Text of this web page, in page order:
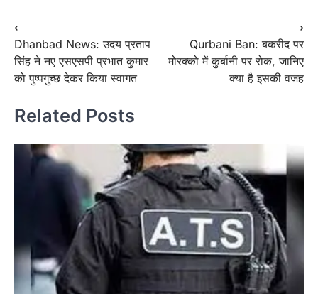
Post
navigation
⟵
Dhanbad News: उदय प्रताप
सिंह ने नए एसएसपी प्रभात कुमार
को पुष्पगुच्छ देकर किया स्वागत
Qurbani Ban: बकरीद पर
मोरक्को में कुर्बानी पर रोक, ज‍ानिए
क्या है इसकी वजह
⟶
Related Posts